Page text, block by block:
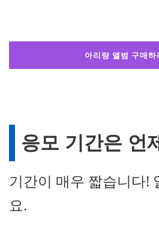
아리랑 앨범 구매하
응모 기간은 언
기간이 매우 짧습니다!
요.